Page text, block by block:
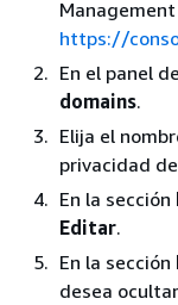
https://
En el panel
domains.
Elija el
privacidad
En la sección
Editar.
En la sección
desea